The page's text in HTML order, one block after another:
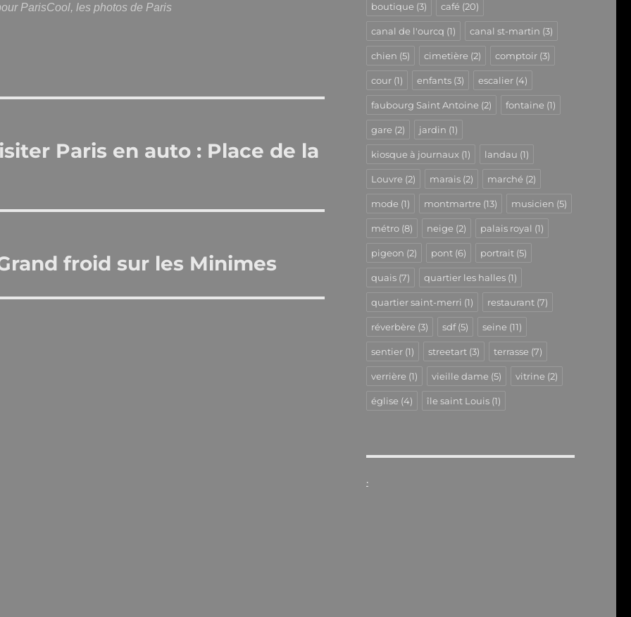
ParisCool, les photos de Paris
Paris en auto : Place de la
froid sur les Minimes
boutique (3) café (20)
canal de l'ourcq (1) canal st-martin (3)
chien (5) cimetière (2) comptoir(3)
cour(1) enfants(3) escalier(4)
faubourg Saint Antoine (2) fontaine (1)
gare (2) jardin (1)
kiosque à journaux (1) landau (1)
Louvre (2) marais(2) marché (2)
mode (1) montmartre (13) musicien (5)
métro(8) neige (2) palais royal (1)
pigeon (2) pont(6) portrait(5)
quais(7) quartier les halles(1)
quartier saint-merri (1) restaurant(7)
réverbère (3) sdf(5) seine (11)
sentier(1) streetart(3) terrasse (7)
verrière (1) vieille dame (5) vitrine (2)
église (4) île saint Louis(1)
.